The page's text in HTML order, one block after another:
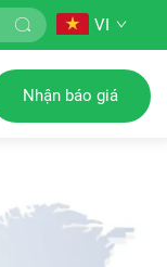
VI
Nhận báo giá